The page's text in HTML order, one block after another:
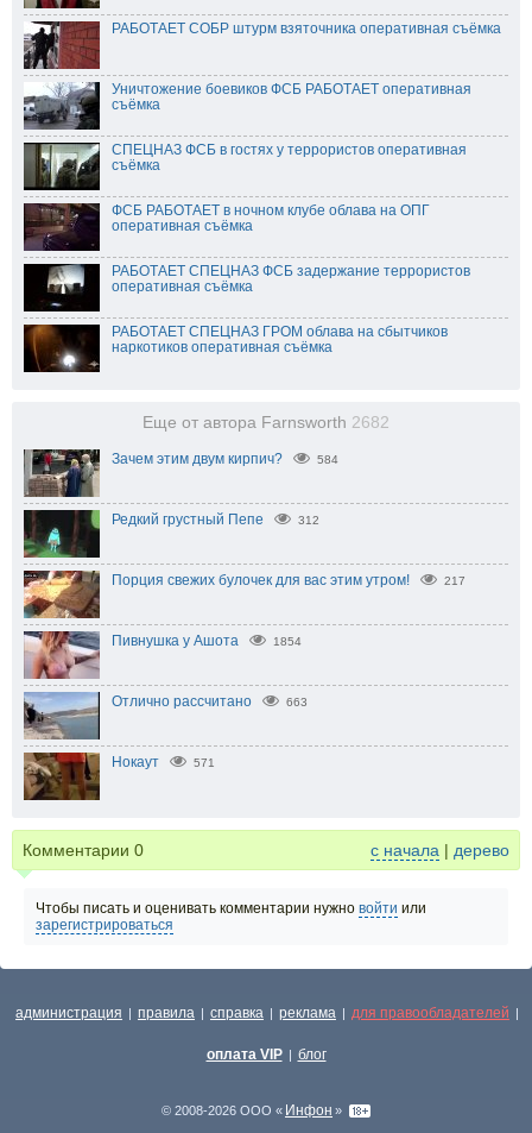
РАБОТАЕТ СОБР штурм взяточника оперативная съёмка
Уничтожение боевиков ФСБ РАБОТАЕТ оперативная
съёмка
СПЕЦНАЗ ФСБ в гостях у террористов оперативная
съёмка
ФСБ РАБОТАЕТ в ночном клубе облава на ОПГ
оперативная съёмка
РАБОТАЕТ СПЕЦНАЗ ФСБ задержание террористов
оперативная съёмка
РАБОТАЕТ СПЕЦНАЗ ГРОМ облава на сбытчиков
наркотиков оперативная съёмка
Еще от автора Farnsworth 2682
Зачем этим двум кирпич? 584
Редкий грустный Пепе 312
Порция свежих булочек для вас этим утром! 217
Пивнушка у Ашота 1854
Отлично рассчитано 663
Нокаут 571
Комментарии 0 с начала | дерево
Чтобы писать и оценивать комментарии нужно войти или
зарегистрироваться
администрация | правила | справка | реклама | для правообладателей |
оплата VIP | блог
© 2008-2026 ООО « Инфон »